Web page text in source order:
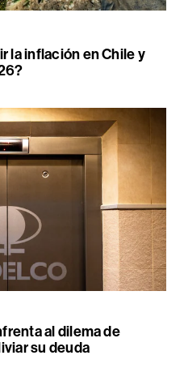
la inflación en Chile y
al dilema de
su deuda